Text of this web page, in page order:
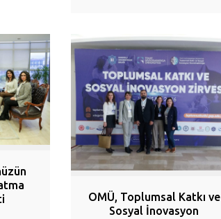
OMÜ, Toplumsal Katkı ve
Sosyal İnovasyon